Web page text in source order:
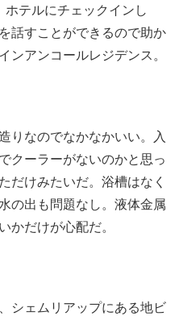
テルにチェックインし
話すことができるので助か
ンアンコールレジデンス。
りなのでなかなかいい。入
クーラーがないのかと思っ
だけみたいだ。浴槽はなく
の出も問題なし。液体金属
かだけが心配だ。
シェムリアップにある地ビ